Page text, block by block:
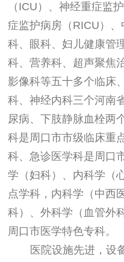
（ICU）、神经重症监
症监护病房（RICU）
科、眼科、妇儿健康管
科、营养科、超声聚焦
影像科等五十多个临床
科、神经内科三个河南
尿病、下肢静脉血栓两
科是周口市市级临床重
科、急诊医学科是周口
学（妇科）、内科学（
点学科，内科学（中西
科）、外科学（血管外
周口市医学特色专科。
医院设施先进，设